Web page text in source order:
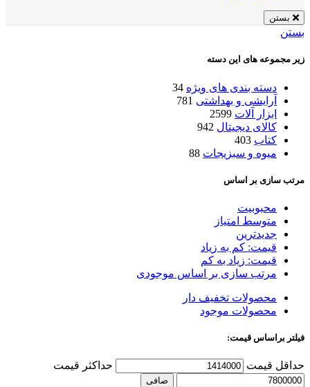
بستن
بستن
زیر مجموعه های این دسته
دسته بندی های ویژه 34
آرایشی و بهداشتی 781
ابزار آلات 2599
کالای دیجیتال 942
کتاب 403
میوه و سبزیجات 88
مرتب سازی بر اساس
محبوبیت
متوسط امتیاز
جدیدترین
قیمت: کم به زیاد
قیمت: زیاد به کم
مرتب سازی بر اساس موجودی
محصولات تخفیف دار
محصولات موجود
فیلتر براساس قیمت:
حداقل قیمت حداكثر قيمت
صافی